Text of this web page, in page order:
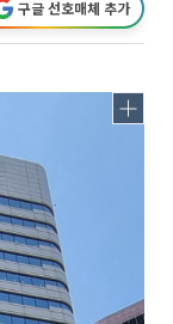
구글 선호매체 추가